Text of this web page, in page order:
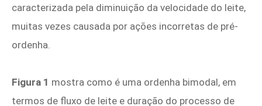
caracterizada pela diminuição da velocidade do leite,
muitas vezes causada por ações incorretas de pré-
ordenha.
Figura 1 mostra como é uma ordenha bimodal, em
termos de fluxo de leite e duração do processo de